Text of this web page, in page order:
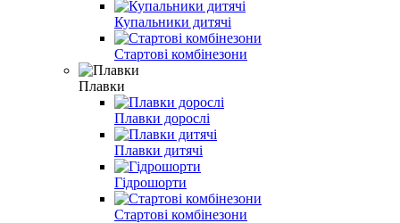
Купальники дитячі
Стартові комбінезони
Плавки
Плавки дорослі
Плавки дитячі
Гідрошорти
Стартові комбінезони